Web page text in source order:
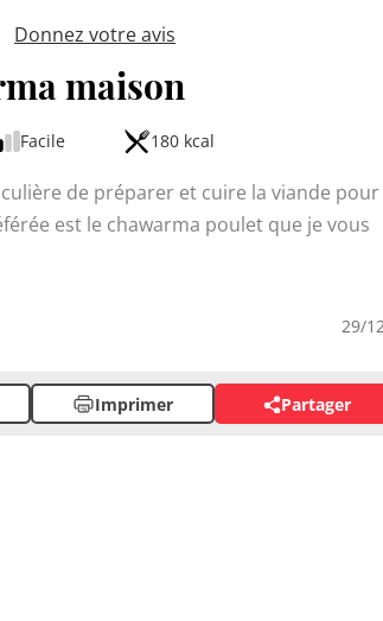
Donnez votre avis
maison
Facile 180 kcal
de préparer et cuire la viande
est le chawarma poulet que je vous
29/
Imprimer Partager